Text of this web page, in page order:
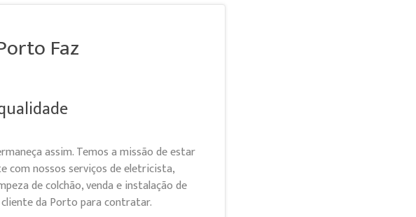
Faz
assim. Temos a missão de estar
com nossos serviços de eletricista,
de colchão, venda e instalação de
da Porto para contratar.